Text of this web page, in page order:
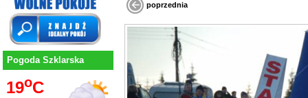
Pogoda Szklarska
19oC
poprzednia